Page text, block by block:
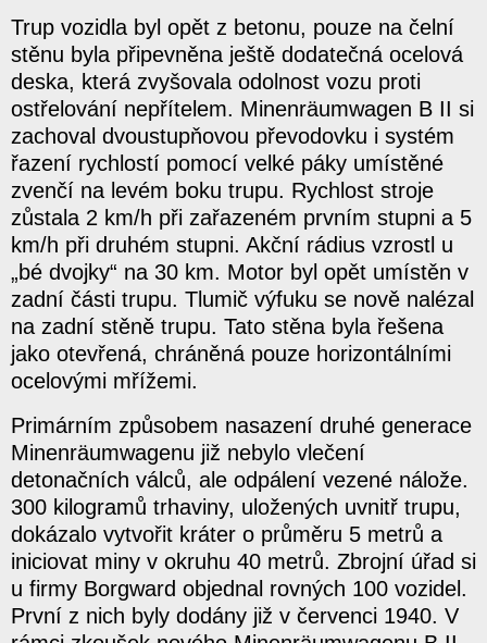
Trup vozidla byl opět z betonu, pouze na čelní
stěnu byla připevněna ještě dodatečná ocelová
deska, která zvyšovala odolnost vozu proti
ostřelování nepřítelem. Minenräumwagen B II si
zachoval dvoustupňovou převodovku i systém
řazení rychlostí pomocí velké páky umístěné
zvenčí na levém boku trupu. Rychlost stroje
zůstala 2 km/h při zařazeném prvním stupni a 5
km/h při druhém stupni. Akční rádius vzrostl u
„bé dvojky“ na 30 km. Motor byl opět umístěn v
zadní části trupu. Tlumič výfuku se nově nalézal
na zadní stěně trupu. Tato stěna byla řešena
jako otevřená, chráněná pouze horizontálními
ocelovými mřížemi.
Primárním způsobem nasazení druhé generace
Minenräumwagenu již nebylo vlečení
detonačních válců, ale odpálení vezené nálože.
300 kilogramů trhaviny, uložených uvnitř trupu,
dokázalo vytvořit kráter o průměru 5 metrů a
iniciovat miny v okruhu 40 metrů. Zbrojní úřad si
u firmy Borgward objednal rovných 100 vozidel.
První z nich byly dodány již v červenci 1940. V